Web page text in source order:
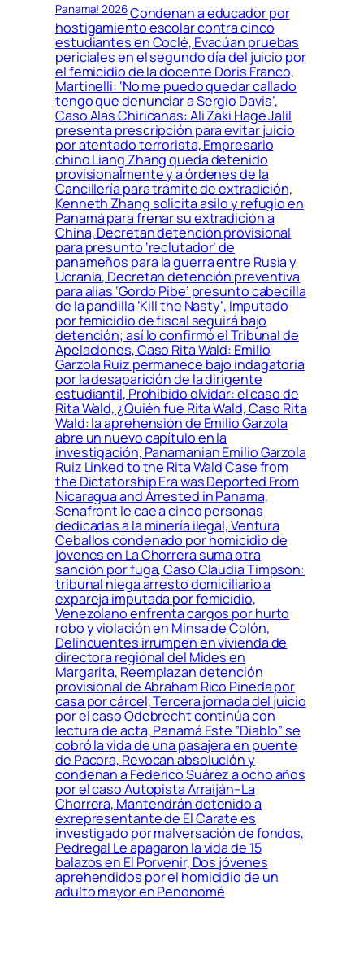
Panama! 2026Condenan a educador por
hostigamiento escolar contra cinco
estudiantes en Coclé, Evacúan pruebas
periciales en el segundo día del juicio por
el femicidio de la docente Doris Franco,
Martinelli: ‘No me puedo quedar callado
tengo que denunciar a Sergio Davis’,
Caso Alas Chiricanas: Ali Zaki Hage Jalil
presenta prescripción para evitar juicio
por atentado terrorista, Empresario
chino Liang Zhang queda detenido
provisionalmente y a órdenes de la
Cancillería para trámite de extradición,
Kenneth Zhang solicita asilo y refugio en
Panamá para frenar su extradición a
China, Decretan detención provisional
para presunto ‘reclutador’ de
panameños para la guerra entre Rusia y
Ucrania, Decretan detención preventiva
para alias ‘Gordo Pibe’ presunto cabecilla
de la pandilla ‘Kill the Nasty’, Imputado
por femicidio de fiscal seguirá bajo
detención; así lo confirmó el Tribunal de
Apelaciones, Caso Rita Wald: Emilio
Garzola Ruiz permanece bajo indagatoria
por la desaparición de la dirigente
estudiantil, Prohibido olvidar: el caso de
Rita Wald, ¿Quién fue Rita Wald, Caso Rita
Wald: la aprehensión de Emilio Garzola
abre un nuevo capítulo en la
investigación, Panamanian Emilio Garzola
Ruiz Linked to the Rita Wald Case from
the Dictatorship Era was Deported From
Nicaragua and Arrested in Panama,
Senafront le cae a cinco personas
dedicadas a la minería ilegal, Ventura
Ceballos condenado por homicidio de
jóvenes en La Chorrera suma otra
sanción por fuga, Caso Claudia Timpson:
tribunal niega arresto domiciliario a
expareja imputada por femicidio,
Venezolano enfrenta cargos por hurto
robo y violación en Minsa de Colón,
Delincuentes irrumpen en vivienda de
directora regional del Mides en
Margarita, Reemplazan detención
provisional de Abraham Rico Pineda por
casa por cárcel, Tercera jornada del juicio
por el caso Odebrecht continúa con
lectura de acta, Panamá Este ”Diablo” se
cobró la vida de una pasajera en puente
de Pacora, Revocan absolución y
condenan a Federico Suárez a ocho años
por el caso Autopista Arraiján–La
Chorrera, Mantendrán detenido a
exrepresentante de El Carate es
investigado por malversación de fondos,
Pedregal Le apagaron la vida de 15
balazos en El Porvenir, Dos jóvenes
aprehendidos por el homicidio de un
adulto mayor en Penonomé